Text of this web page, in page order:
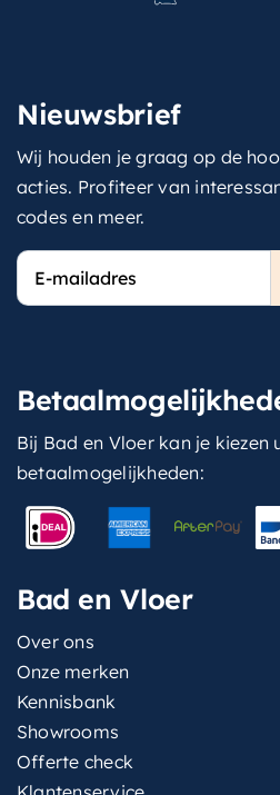
Nieuwsbrief
Wij houden je graag op de
acties. Profiteer van
codes en meer.
E-
mailadres
Bij Bad en Vloer kan je kiezen
betaalmogelijkheden:
Bad en Vloer
Over ons
Onze merken
Kennisbank
Showrooms
Offerte check